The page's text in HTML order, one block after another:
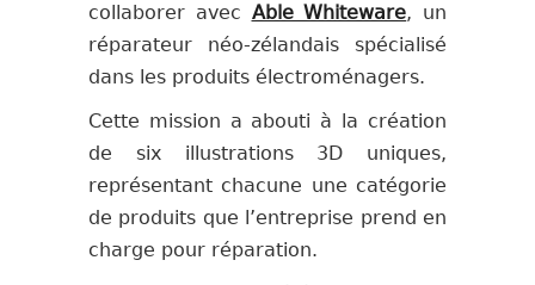
collaborer avec Able Whiteware, un
réparateur néo-zélandais spécialisé
dans les produits électroménagers.
Cette mission a abouti à la création
de six illustrations 3D uniques,
représentant chacune une catégorie
de produits que l’entreprise prend en
charge pour réparation.